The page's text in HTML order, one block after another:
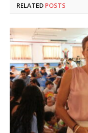
RELATED POSTS